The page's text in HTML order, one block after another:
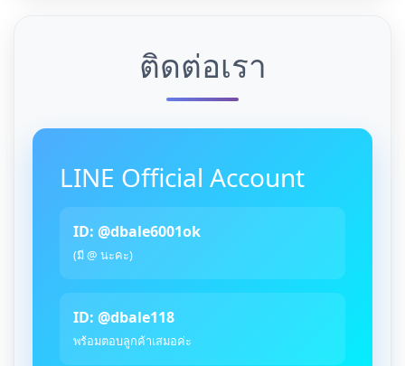
ติดต่อเรา
LINE Official Account
ID: @dbale6001ok
(มี @ นะคะ)
ID: @dbale118
พร้อมตอบลูกค้าเสมอค่ะ